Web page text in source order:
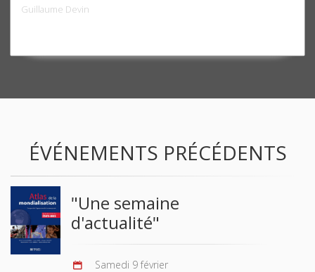
Guillaume Devin
ÉVÉNEMENTS PRÉCÉDENTS
"Une semaine
d'actualité"
Samedi 9 février